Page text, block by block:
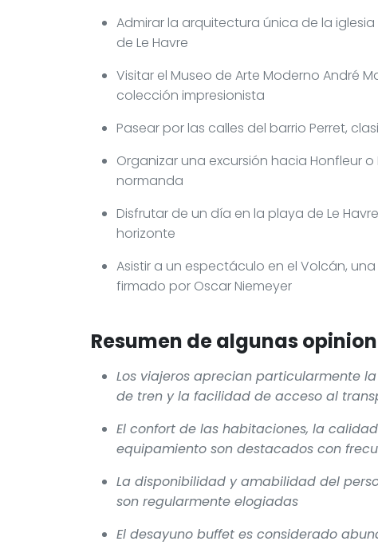
Admirar la arquitectura única de la
de Le Havre
Visitar el Museo de Arte Moderno André
colección impresionista
Pasear por las calles del barrio Perret,
Organizar una excursión hacia Honfleur
normanda
Disfrutar de un día en la playa de Le
horizonte
Asistir a un espectáculo en el Volcán,
firmado por Oscar Niemeyer
Resumen de algunas
Los viajeros aprecian particularmente
de tren y la facilidad de acceso al
El confort de las habitaciones, la
equipamiento son destacados con
La disponibilidad y amabilidad del
son regularmente elogiadas
El desayuno buffet es considerado